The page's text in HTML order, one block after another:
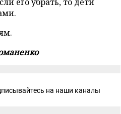
на наши каналы